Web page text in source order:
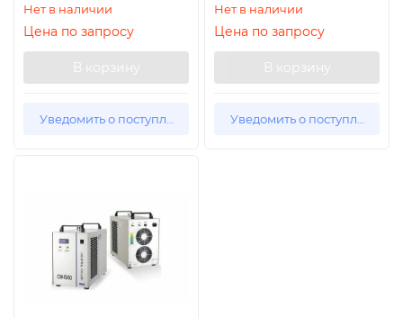
Нет в наличии
Цена по запросу
В корзину
Уведомить о поступлении
Нет в наличии
Цена по запросу
В корзину
Уведомить о поступлении